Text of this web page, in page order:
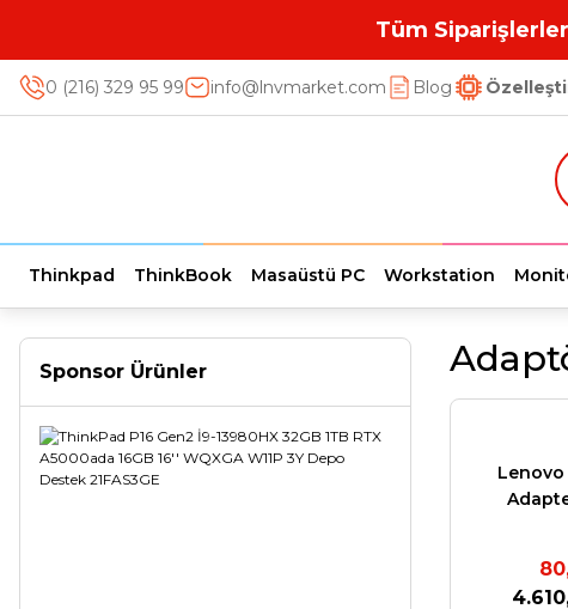
Tüm
0 (216) 329 95 99 info@lnvmarket.com Blog
Thinkpad ThinkBook Masaüstü PC Workstation
Sponsor Ürünler
Lenovo